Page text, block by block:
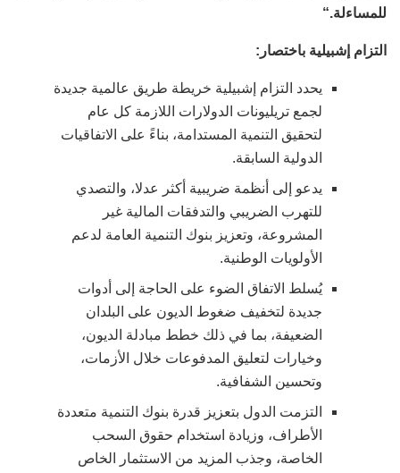
للمساءلة“.
التزام إشبيلية باختصار :
يحدد التزام إشبيلية خريطة طريق عالمية جديدة
لجمع تريليونات الدولارات اللازمة كل عام
لتحقيق التنمية المستدامة، بناءً على الاتفاقيات
الدولية السابقة.
يدعو إلى أنظمة ضريبية أكثر عدلا، والتصدي
للتهرب الضريبي والتدفقات المالية غير
المشروعة، وتعزيز بنوك التنمية العامة لدعم
الأولويات الوطنية.
يُسلط الاتفاق الضوء على الحاجة إلى أدوات
جديدة لتخفيف ضغوط الديون على البلدان
الضعيفة، بما في ذلك خطط مبادلة الديون،
وخيارات لتعليق المدفوعات خلال الأزمات،
وتحسين الشفافية.
التزمت الدول بتعزيز قدرة بنوك التنمية متعددة
الأطراف، وزيادة استخدام حقوق السحب
الخاصة، وجذب المزيد من الاستثمار الخاص